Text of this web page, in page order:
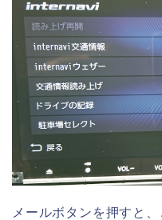
メールボタンを押すと